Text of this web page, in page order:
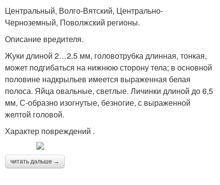
Центральный, Волго-Вятский, Центрально-
Черноземный, Поволжский регионы.
Описание вредителя.
Жуки длиной 2…2‚5 мм, головотрубка длинная, тонкая,
может подгибаться на нижнюю сторону тела; в основной
половине надкрыльев имеется выраженная белая
полоса. Яйца овальные, светлые. Личинки длиной до 6,5
мм, С-образно изогнутые, безногие, с выраженной
желтой головой.
Характер повреждений .
читать дальше →